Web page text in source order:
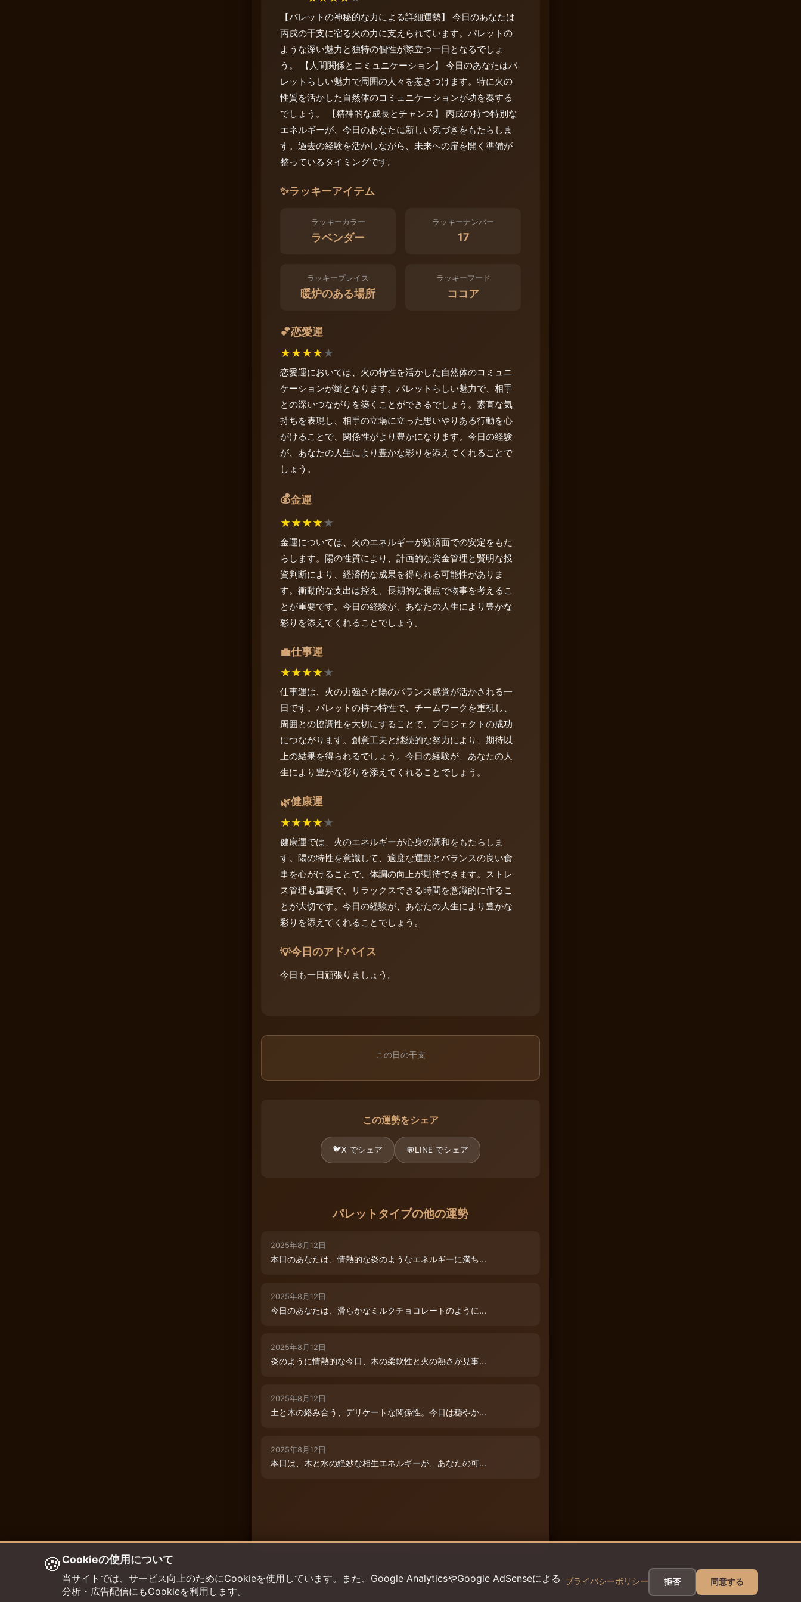
【パレットの神秘的な力による詳細運勢】 今日のあなたは
丙戌の干支に宿る火の力に支えられています。パレットの
ような深い魅力と独特の個性が際立つ一日となるでしょ
う。 【人間関係とコミュニケーション】 今日のあなたはパ
レットらしい魅力で周囲の人々を惹きつけます。特に火の
性質を活かした自然体のコミュニケーションが功を奏する
でしょう。 【精神的な成長とチャンス】 丙戌の持つ特別な
エネルギーが、今日のあなたに新しい気づきをもたらしま
す。過去の経験を活かしながら、未来への扉を開く準備が
整っているタイミングです。
✨ラッキーアイテム
ラッキーカラー
ラベンダー
ラッキーナンバー
17
ラッキープレイス
暖炉のある場所
ラッキーフード
ココア
💕恋愛運
★★★★★
恋愛運においては、火の特性を活かした自然体のコミュニ
ケーションが鍵となります。パレットらしい魅力で、相手
との深いつながりを築くことができるでしょう。素直な気
持ちを表現し、相手の立場に立った思いやりある行動を心
がけることで、関係性がより豊かになります。今日の経験
が、あなたの人生により豊かな彩りを添えてくれることで
しょう。
💰金運
★★★★★
金運については、火のエネルギーが経済面での安定をもた
らします。陽の性質により、計画的な資金管理と賢明な投
資判断により、経済的な成果を得られる可能性がありま
す。衝動的な支出は控え、長期的な視点で物事を考えるこ
とが重要です。今日の経験が、あなたの人生により豊かな
彩りを添えてくれることでしょう。
💼仕事運
★★★★★
仕事運は、火の力強さと陽のバランス感覚が活かされる一
日です。パレットの持つ特性で、チームワークを重視し、
周囲との協調性を大切にすることで、プロジェクトの成功
につながります。創意工夫と継続的な努力により、期待以
上の結果を得られるでしょう。今日の経験が、あなたの人
生により豊かな彩りを添えてくれることでしょう。
🌿健康運
★★★★★
健康運では、火のエネルギーが心身の調和をもたらしま
す。陽の特性を意識して、適度な運動とバランスの良い食
事を心がけることで、体調の向上が期待できます。ストレ
ス管理も重要で、リラックスできる時間を意識的に作るこ
とが大切です。今日の経験が、あなたの人生により豊かな
彩りを添えてくれることでしょう。
💡今日のアドバイス
今日も一日頑張りましょう。
この日の干支
この運勢をシェア
🐦X でシェア 💬LINE でシェア
パレットタイプの他の運勢
2025年8月12日
本日のあなたは、情熱的な炎のようなエネルギーに満ち...
2025年8月12日
今日のあなたは、滑らかなミルクチョコレートのように...
2025年8月12日
炎のように情熱的な今日、木の柔軟性と火の熱さが見事...
2025年8月12日
土と木の絡み合う、デリケートな関係性。今日は穏やか...
2025年8月12日
本日は、木と水の絶妙な相生エネルギーが、あなたの可...
🍪 Cookieの使用について
当サイトでは、サービス向上のためにCookieを使用しています。また、Google AnalyticsやGoogle AdSenseによる
分析・広告配信にもCookieを利用します。
プライバシーポリシー 拒否 同意する